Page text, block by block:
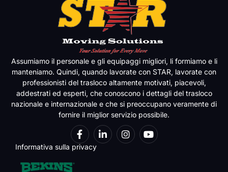
Assumiamo il personale e gli equipaggi migliori, li formiamo e li
manteniamo. Quindi, quando lavorate con STAR, lavorate con
professionisti del trasloco altamente motivati, piacevoli,
addestrati ed esperti, che conoscono i dettagli del trasloco
nazionale e internazionale e che si preoccupano veramente di
fornire il miglior servizio possibile.
Informativa sulla privacy